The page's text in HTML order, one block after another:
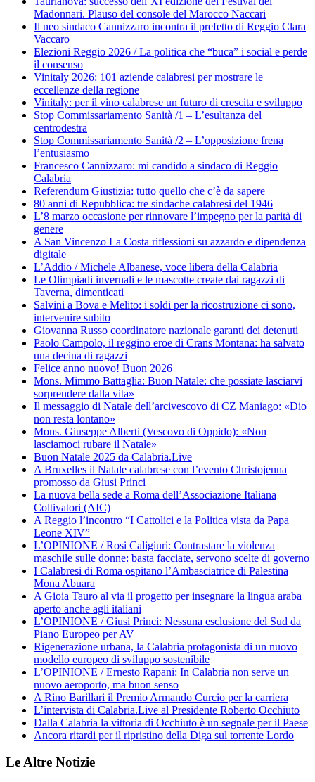
Madonnari. Plauso del console del Marocco Naccari
Il neo sindaco Cannizzaro incontra il prefetto di Reggio Clara
Vaccaro
Elezioni Reggio 2026 / La politica che “buca” i social e perde
il consenso
Vinitaly 2026: 101 aziende calabresi per mostrare le
eccellenze della regione
Vinitaly: per il vino calabrese un futuro di crescita e sviluppo
Stop Commissariamento Sanità /1 – L’esultanza del
centrodestra
Stop Commissariamento Sanità /2 – L’opposizione frena
l’entusiasmo
Francesco Cannizzaro: mi candido a sindaco di Reggio
Calabria
Referendum Giustizia: tutto quello che c’è da sapere
80 anni di Repubblica: tre sindache calabresi del 1946
L’8 marzo occasione per rinnovare l’impegno per la parità di
genere
A San Vincenzo La Costa riflessioni su azzardo e dipendenza
digitale
L’Addio / Michele Albanese, voce libera della Calabria
Le Olimpiadi invernali e le mascotte create dai ragazzi di
Taverna, dimenticati
Salvini a Bova e Melito: i soldi per la ricostruzione ci sono,
intervenire subito
Giovanna Russo coordinatore nazionale garanti dei detenuti
Paolo Campolo, il reggino eroe di Crans Montana: ha salvato
una decina di ragazzi
Felice anno nuovo! Buon 2026
Mons. Mimmo Battaglia: Buon Natale: che possiate lasciarvi
sorprendere dalla vita»
Il messaggio di Natale dell’arcivescovo di CZ Maniago: «Dio
non resta lontano»
Mons. Giuseppe Alberti (Vescovo di Oppido): «Non
lasciamoci rubare il Natale»
Buon Natale 2025 da Calabria.Live
A Bruxelles il Natale calabrese con l’evento Christojenna
promosso da Giusi Princi
La nuova bella sede a Roma dell’Associazione Italiana
Coltivatori (AIC)
A Reggio l’incontro “I Cattolici e la Politica vista da Papa
Leone XIV”
L’OPINIONE / Rosi Caligiuri: Contrastare la violenza
maschile sulle donne: basta facciate, servono scelte di governo
I Calabresi di Roma ospitano l’Ambasciatrice di Palestina
Mona Abuara
A Gioia Tauro al via il progetto per insegnare la lingua araba
aperto anche agli italiani
L’OPINIONE / Giusi Princi: Nessuna esclusione del Sud da
Piano Europeo per AV
Rigenerazione urbana, la Calabria protagonista di un nuovo
modello europeo di sviluppo sostenibile
L’OPINIONE / Ernesto Rapani: In Calabria non serve un
nuovo aeroporto, ma buon senso
A Rino Barillari il Premio Armando Curcio per la carriera
L’intervista di Calabria.Live al Presidente Roberto Occhiuto
Dalla Calabria la vittoria di Occhiuto è un segnale per il Paese
Ancora ritardi per il ripristino della Diga sul torrente Lordo
Le Altre Notizie